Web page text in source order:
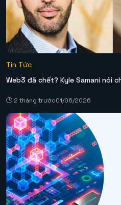
Tin Tức
Web3 đã chết? Kyle Samani nói
2 tháng trước01/06/2026